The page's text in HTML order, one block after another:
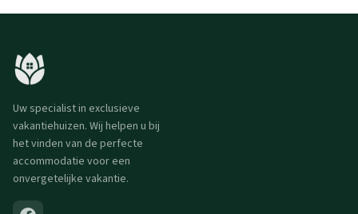
Uw specialist in exclusieve
vakantiehuizen. Wij helpen u bij
het vinden van de perfecte
accommodatie voor een
onvergetelijke vakantie.